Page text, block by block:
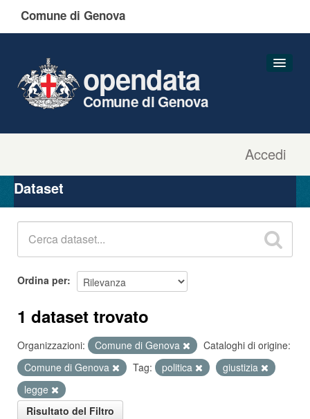
Comune di Genova
Accedi
opendata
Comune di Genova
Organizzazioni
Gruppi
Dataset
Ordina per
1 dataset trovato
Organizzazioni: Comune di Genova
Cataloghi di origine:
Comune di Genova
Tag: politica
giustizia
legge
Risultato del Filtro